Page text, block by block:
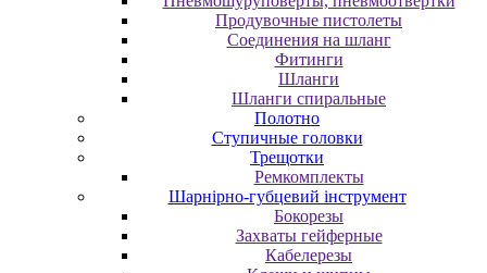
Продувочные пистолеты
Соединения на шланг
Фитинги
Шланги
Шланги спиральные
Полотно
Ступичные головки
Трещотки
Ремкомплекты
Шарнірно-губцевий інструмент
Бокорезы
Захваты гейферные
Кабелерезы